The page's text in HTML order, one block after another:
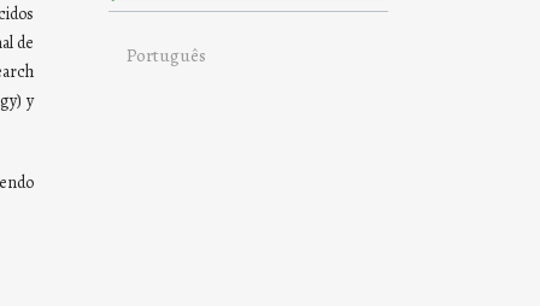
de
y
Português